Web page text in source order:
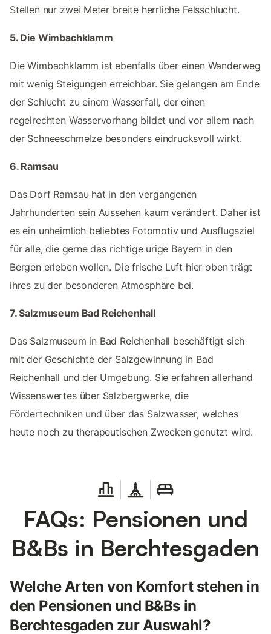
Stellen nur zwei Meter breite herrliche Felsschlucht.
5. Die Wimbachklamm
Die Wimbachklamm ist ebenfalls über einen Wanderweg
mit wenig Steigungen erreichbar. Sie gelangen am Ende
der Schlucht zu einem Wasserfall, der einen
regelrechten Wasservorhang bildet und vor allem nach
der Schneeschmelze besonders eindrucksvoll wirkt.
6. Ramsau
Das Dorf Ramsau hat in den vergangenen
Jahrhunderten sein Aussehen kaum verändert. Daher ist
es ein unheimlich beliebtes Fotomotiv und Ausflugsziel
für alle, die gerne das richtige urige Bayern in den
Bergen erleben wollen. Die frische Luft hier oben trägt
ihres zu der besonderen Atmosphäre bei.
7. Salzmuseum Bad Reichenhall
Das Salzmuseum in Bad Reichenhall beschäftigt sich
mit der Geschichte der Salzgewinnung in Bad
Reichenhall und der Umgebung. Sie erfahren allerhand
Wissenswertes über Salzbergwerke, die
Fördertechniken und über das Salzwasser, welches
heute noch zu therapeutischen Zwecken genutzt wird.
FAQs: Pensionen und
B&Bs in Berchtesgaden
Welche Arten von Komfort stehen in
den Pensionen und B&Bs in
Berchtesgaden zur Auswahl?